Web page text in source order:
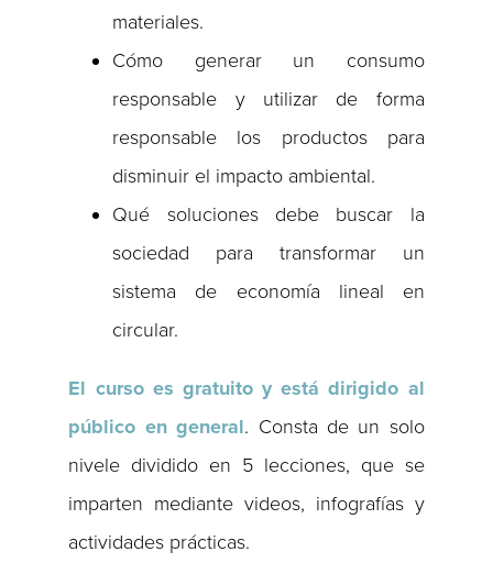
materiales.
Cómo generar un consumo
responsable y utilizar de forma
responsable los productos para
disminuir el impacto ambiental.
Qué soluciones debe buscar la
sociedad para transformar un
sistema de economía lineal en
circular.
El curso es gratuito y está dirigido al
público en general. Consta de un solo
nivele dividido en 5 lecciones, que se
imparten mediante videos, infografías y
actividades prácticas.